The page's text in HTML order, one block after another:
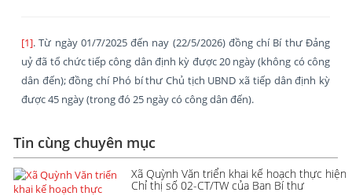
[1]. Từ ngày 01/7/2025 đến nay (22/5/2026) đồng chí Bí thư Đảng
uỷ đã tổ chức tiếp công dân định kỳ được 20 ngày (không có công
dân đến); đồng chí Phó bí thư Chủ tịch UBND xã tiếp dân định kỳ
được 45 ngày (trong đó 25 ngày có công dân đến).
Tin cùng chuyên mục
Xã Quỳnh Văn triển khai kế hoạch thực hiện
Chỉ thị số 02-CT/TW của Ban Bí thư